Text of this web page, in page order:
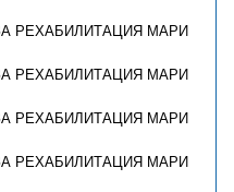
РЕХАБИЛИТАЦИЯ МАРИ
РЕХАБИЛИТАЦИЯ МАРИ
РЕХАБИЛИТАЦИЯ МАРИ
РЕХАБИЛИТАЦИЯ МАРИ